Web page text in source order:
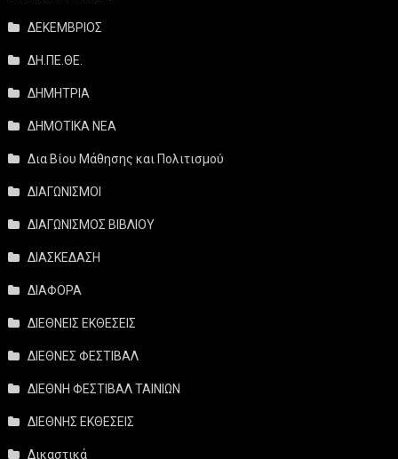
ΔΕΚΕΜΒΡΙΟΣ
ΔΗ.ΠΕ.ΘΕ.
ΔΗΜΗΤΡΙΑ
ΔΗΜΟΤΙΚΑ ΝΕΑ
Δια Βίου Μάθησης και Πολιτισμού
ΔΙΑΓΩΝΙΣΜΟΙ
ΔΙΑΓΩΝΙΣΜΟΣ ΒΙΒΛΙΟΥ
ΔΙΑΣΚΕΔΑΣΗ
ΔΙΑΦΟΡΑ
ΔΙΕΘΝΕΙΣ ΕΚΘΕΣΕΙΣ
ΔΙΕΘΝΕΣ ΦΕΣΤΙΒΑΛ
ΔΙΕΘΝΗ ΦΕΣΤΙΒΑΛ ΤΑΙΝΙΩΝ
ΔΙΕΘΝΗΣ ΕΚΘΕΣΕΙΣ
Δικαστικά